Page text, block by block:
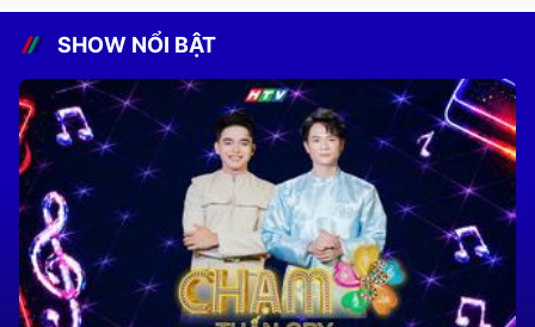
SHOW NỔI BẬT